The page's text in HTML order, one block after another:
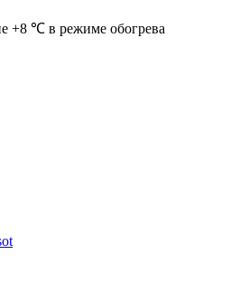
+8 ℃ в режиме обогрева